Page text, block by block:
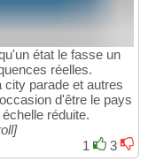
état le fasse un
réelles.
city parade et autres
d'être le pays
réduite.
1
3